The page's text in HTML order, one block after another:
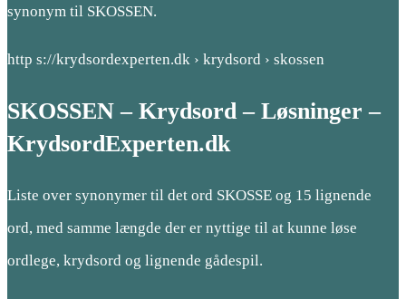
synonym til SKOSSEN.
http s://krydsordexperten.dk › krydsord › skossen
SKOSSEN – Krydsord – Løsninger –
KrydsordExperten.dk
Liste over synonymer til det ord SKOSSE og 15 lignende
ord, med samme længde der er nyttige til at kunne løse
ordlege, krydsord og lignende gådespil.